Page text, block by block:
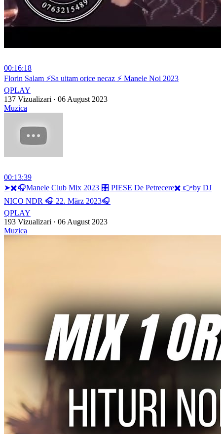
00:16:18
⁣Florin Salam ⚡Sa uitam orice necaz ⚡ Manele Noi 2023
QPLAY
137 Vizualizari · 06 August 2023
Muzica
00:13:39
⁣➤✖️🎧Manele Club Mix 2023 🎛 PIESE De Petrecere✖️ 👉by DJ
NICO NDR 🎧 22. März 2023🎧
QPLAY
193 Vizualizari · 06 August 2023
Muzica